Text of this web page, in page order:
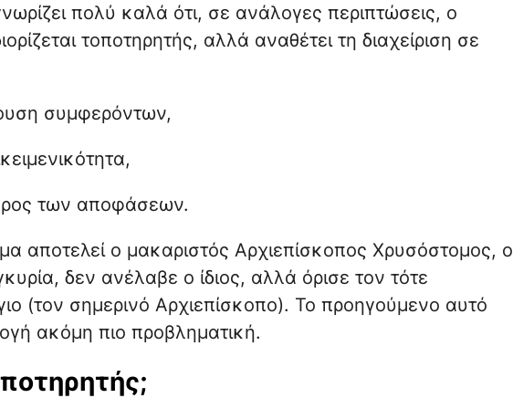
πολύ καλά ότι, σε ανάλογες περιπτώσεις, ο
τοποτηρητής, αλλά αναθέτει τη διαχείριση σε
συμφερόντων,
των αποφάσεων.
αποτελεί ο μακαριστός Αρχιεπίσκοπος Χρυσόστομος, ο
δεν ανέλαβε ο ίδιος, αλλά όρισε τον τότε
(τον σημερινό Αρχιεπίσκοπο). Το προηγούμενο αυτό
ακόμη πιο προβληματική.